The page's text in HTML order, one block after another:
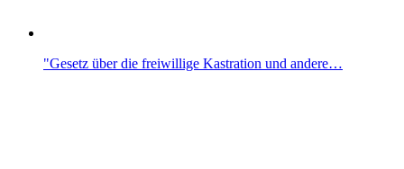
"Gesetz über die freiwillige Kastration und andere…